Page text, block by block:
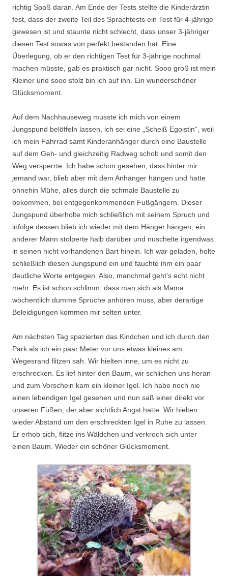
richtig Spaß daran. Am Ende der Tests stellte die Kinderärztin
fest, dass der zweite Teil des Sprachtests ein Test für 4-jährige
gewesen ist und staunte nicht schlecht, dass unser 3-jähriger
diesen Test sowas von perfekt bestanden hat. Eine
Überlegung, ob er den richtigen Test für 3-jährige nochmal
machen müsste, gab es praktisch gar nicht. Sooo groß ist mein
Kleiner und sooo stolz bin ich auf ihn. Ein wunderschöner
Glücksmoment.
Auf dem Nachhauseweg musste ich mich von einem
Jungspund belöffeln lassen, ich sei eine „Scheiß Egoistin“, weil
ich mein Fahrrad samt Kinderanhänger durch eine Baustelle
auf dem Geh- und gleichzeitig Radweg schob und somit den
Weg versperrte. Ich habe schon gesehen, dass hinter mir
jemand war, blieb aber mit dem Anhänger hängen und hatte
ohnehin Mühe, alles durch die schmale Baustelle zu
bekommen, bei entgegenkommenden Fußgängern. Dieser
Jungspund überholte mich schließlich mit seinem Spruch und
infolge dessen blieb ich wieder mit dem Hänger hängen, ein
anderer Mann stolperte halb darüber und nuschelte irgendwas
in seinen nicht vorhandenen Bart hinein. Ich war geladen, holte
schließlich diesen Jungspund ein und fauchte ihm ein paar
deutliche Worte entgegen. Also, manchmal geht’s echt nicht
mehr. Es ist schon schlimm, dass man sich als Mama
wöchentlich dumme Sprüche anhören muss, aber derartige
Beleidigungen kommen mir selten unter.
Am nächsten Tag spazierten das Kindchen und ich durch den
Park als ich ein paar Meter vor uns etwas kleines am
Wegesrand flitzen sah. Wir hielten inne, um es nicht zu
erschrecken. Es lief hinter den Baum, wir schlichen uns heran
und zum Vorschein kam ein kleiner Igel. Ich habe noch nie
einen lebendigen Igel gesehen und nun saß einer direkt vor
unseren Füßen, der aber sichtlich Angst hatte. Wir hielten
wieder Abstand um den erschreckten Igel in Ruhe zu lassen.
Er erhob sich, flitze ins Wäldchen und verkroch sich unter
einen Baum. Wieder ein schöner Glücksmoment.